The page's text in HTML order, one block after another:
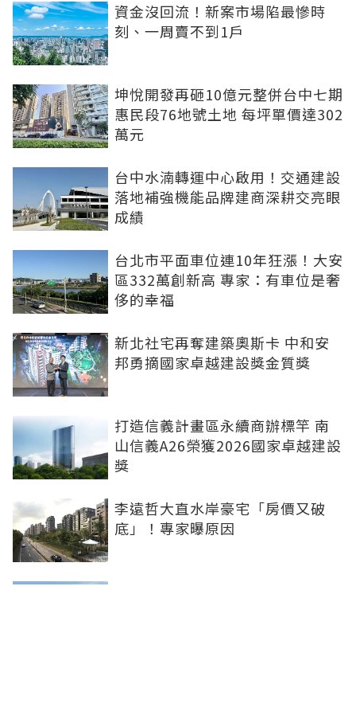
資金沒回流！新案市場陷最慘時
刻、一周賣不到1戶
坤悅開發再砸10億元整併台中七期
惠民段76地號土地 每坪單價達302
萬元
台中水湳轉運中心啟用！交通建設
落地補強機能品牌建商深耕交亮眼
成績
台北市平面車位連10年狂漲！大安
區332萬創新高 專家：有車位是奢
侈的幸福
新北社宅再奪建築奧斯卡 中和安
邦勇摘國家卓越建設獎金質獎
打造信義計畫區永續商辦標竿 南
山信義A26榮獲2026國家卓越建設
獎
李遠哲大直水岸豪宅「房價又破
底」！專家曝原因